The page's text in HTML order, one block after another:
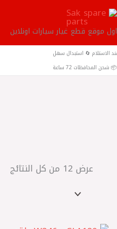
اول موقع قطع غيار سيارات اونلاين
عرض ⁦12⁩ من كل النتائج